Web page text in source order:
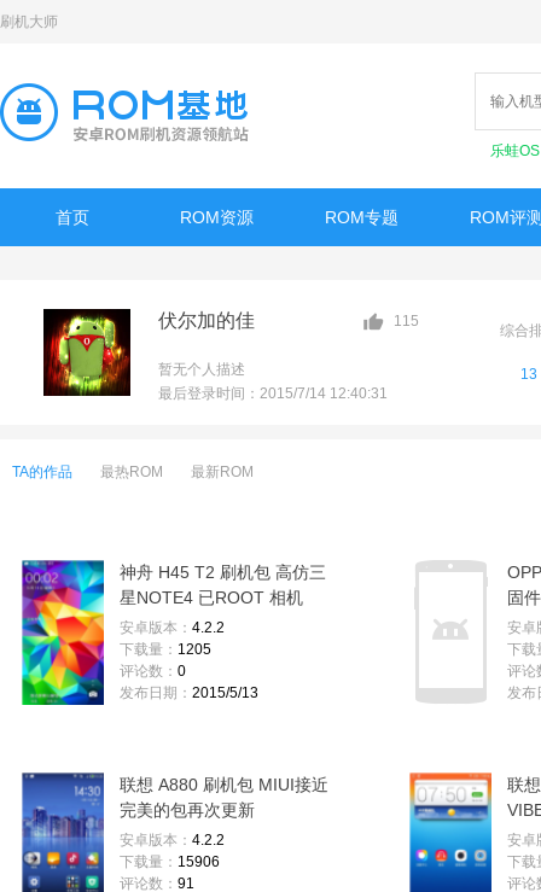
刷机大师
乐蛙
首页 ROM资源 ROM专题 ROM评
伏尔加的佳 115
暂无个人描述
最后登录时间：2015/7/14 12:40:31
综合
13
TA的作品 最热ROM 最新ROM
神舟 H45 T2 刷机包 高仿三
星NOTE4 已ROOT 相机
1300万 不黑屏 流畅
安卓版本： 4.2.2
下载量： 1205
评论数： 0
发布日期： 2015/5/13
固
安卓
下载
评论
发布
联想 A880 刷机包 MIUI接近
完美的包再次更新
安卓版本： 4.2.2
下载量： 15906
评论数： 91
联
安卓
下载
评论